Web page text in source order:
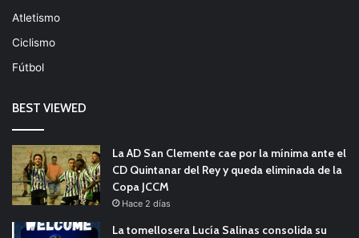
Atletismo
Ciclismo
Fútbol
BEST VIEWED
La AD San Clemente cae por la mínima ante el
CD Quintanar del Rey y queda eliminada de la
Copa JCCM
Hace 2 días
La tomellosera Lucía Salinas consolida su